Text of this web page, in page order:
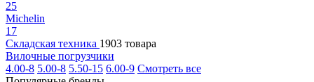
25
Michelin
17
Складская техника 1903 товара
Вилочные погрузчики
4.00-8 5.00-8 5.50-15 6.00-9 Смотреть все